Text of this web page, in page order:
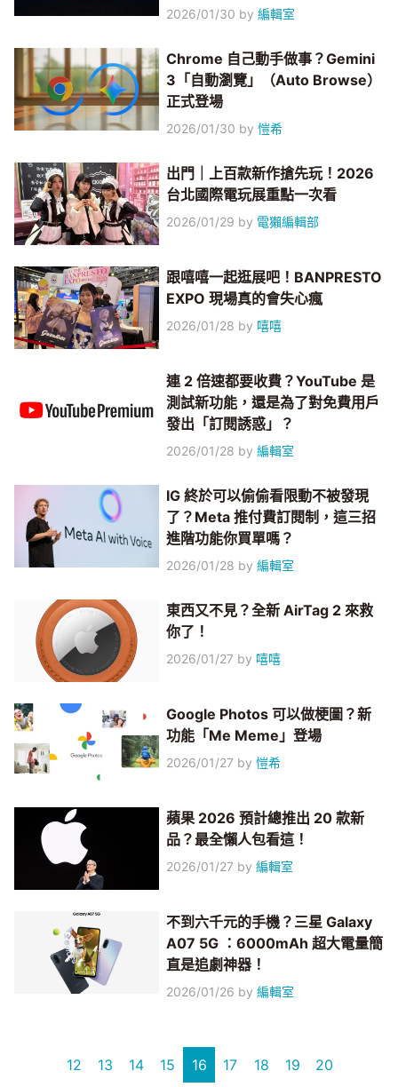
2026/01/30 by編輯室
Chrome 自己動手做事？Gemini
3「自動瀏覽」（Auto Browse）
正式登場
2026/01/30 by愷希
出門｜上百款新作搶先玩！2026
台北國際電玩展重點一次看
2026/01/29 by 電獺編輯部
跟嘻嘻一起逛展吧！BANPRESTO
EXPO 現場真的會失心瘋
2026/01/28 by 嘻嘻
連 2 倍速都要收費？YouTube 是
測試新功能，還是為了對免費用戶
發出「訂閱誘惑」？
2026/01/28 by編輯室
IG 終於可以偷偷看限動不被發現
了？Meta 推付費訂閱制，這三招
進階功能你買單嗎？
2026/01/28 by編輯室
東西又不見？全新 AirTag 2 來救
你了！
2026/01/27 by 嘻嘻
Google Photos 可以做梗圖？新
功能「Me Meme」登場
2026/01/27 by愷希
蘋果 2026 預計總推出 20 款新
品？最全懶人包看這！
2026/01/27 by編輯室
不到六千元的手機？三星 Galaxy
A07 5G ：6000mAh 超大電量簡
直是追劇神器！
2026/01/26 by編輯室
12 13 14 15 16 17 18 19 20